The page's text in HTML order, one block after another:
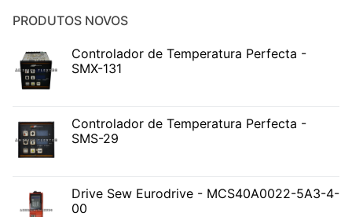
PRODUTOS NOVOS
Controlador de Temperatura Perfecta -
SMX-131
Controlador de Temperatura Perfecta -
SMS-29
Drive Sew Eurodrive - MCS40A0022-5A3-4-
00